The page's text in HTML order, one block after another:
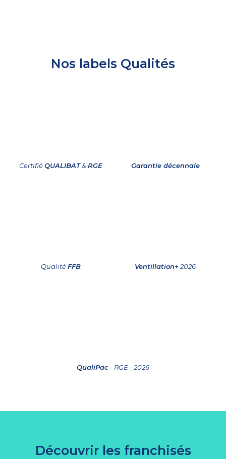
Nos labels Qualités
CertifiéQUALIBAT& RGE Garantie décennale
QualitéFFB Ventillation+ 2026
QualiPac- RGE - 2026
Découvrir les franchisés